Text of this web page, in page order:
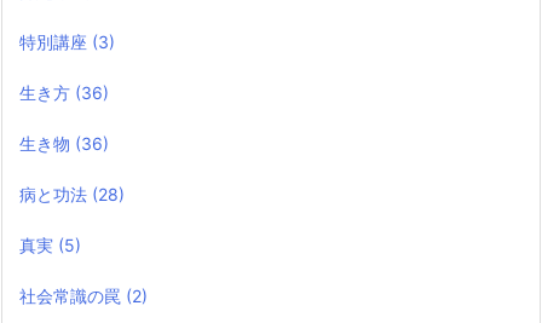
特別講座 (3)
生き方 (36)
生き物 (36)
病と功法 (28)
真実 (5)
社会常識の罠 (2)